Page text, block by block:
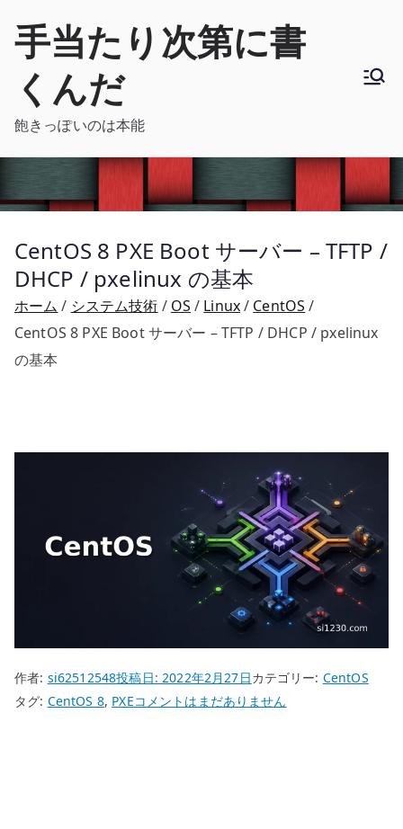
手当たり次第に書
くんだ
飽きっぽいのは本能
CentOS 8 PXE Boot サーバー – TFTP /
DHCP / pxelinux の基本
ホーム システム技術 OS Linux
CentOS
CentOS 8 PXE Boot サーバー – TFTP / DHCP / pxelinux
の基本
作者: si62512548投稿日:2022年2月27日カテゴリー: CentOS
タグ: CentOS 8, PXECentOS
コメントはまだありません